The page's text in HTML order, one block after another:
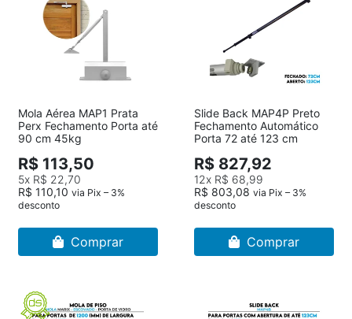
Mola Aérea MAP1 Prata
Perx Fechamento Porta até
90 cm 45kg
R$ 113,50
5x R$ 22,70
R$ 110,10 via Pix – 3%
desconto
Comprar
Slide Back MAP4P Preto
Fechamento Automático
Porta 72 até 123 cm
R$ 827,92
12x R$ 68,99
R$ 803,08 via Pix – 3%
desconto
Comprar